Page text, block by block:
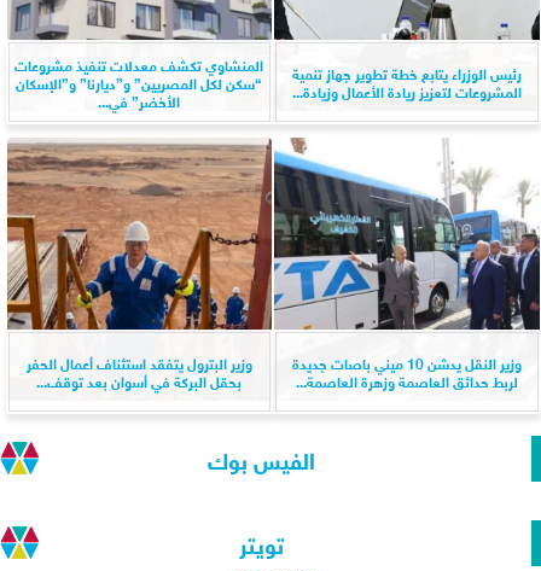
رئيس الوزراء يتابع خطة تطوير جهاز تنمية
المشروعات لتعزيز ريادة الأعمال وزيادة...
المنشاوي تكشف معدلات تنفيذ مشروعات
“سكن لكل المصريين” و”ديارنا” و”الإسكان
الأخضر” في...
وزير النقل يدشن 10 ميني باصات جديدة
لربط حدائق العاصمة وزهرة العاصمة...
وزير البترول يتفقد استئناف أعمال الحفر
بحقل البركة في أسوان بعد توقف...
الفيس بوك
تويتر